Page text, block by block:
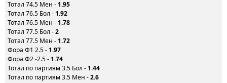
Тотал 74.5 Мен - 1.95
Тотал 76.5 Бол - 1.92
Тотал 76.5 Мен - 1.78
Тотал 77.5 Бол -2
Тотал 77.5 Мен - 1.72
Фора Ф1 2.5 - 1.97
Фора Ф2 -2.5 - 1.74
Тотал по партиям 3.5 Бол - 1.44
Тотал по партиям 3.5 Мен -2.6